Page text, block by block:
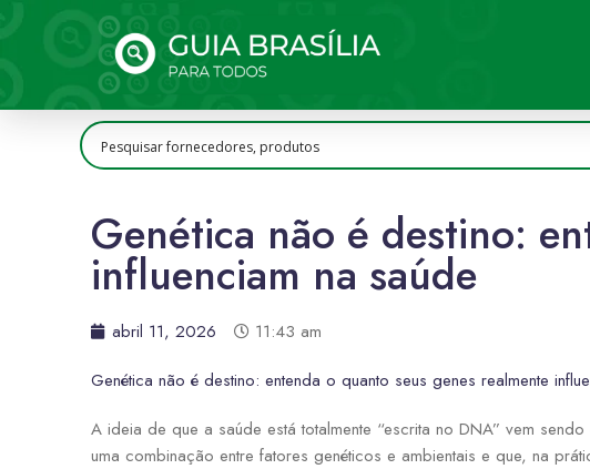
Genética não é destino:
influenciam na saúde
abril 11, 2026
11:43 am
Genética não é destino: entenda o quanto seus genes realmente
A ideia de que a saúde está totalmente “escrita no DNA” vem
uma combinação entre fatores genéticos e ambientais e que, na